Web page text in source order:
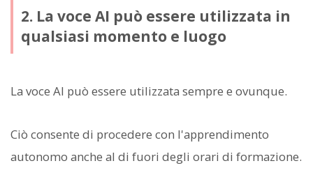
2. La voce AI può essere utilizzata in
qualsiasi momento e luogo
La voce AI può essere utilizzata sempre e ovunque.
Ciò consente di procedere con l'apprendimento
autonomo anche al di fuori degli orari di formazione.